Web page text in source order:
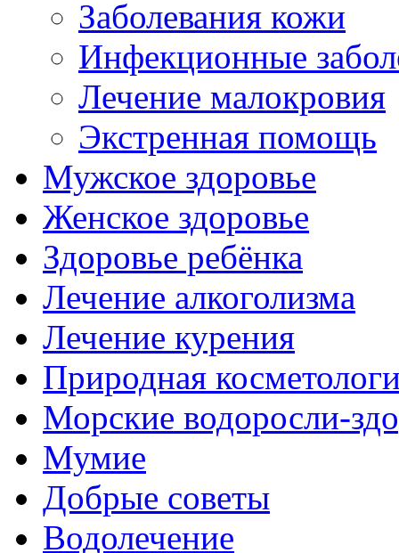
Заболевания кожи
Инфекционные
Лечение малокровия
Экстренная помощь
Мужское здоровье
Женское здоровье
Здоровье ребёнка
Лечение алкоголизма
Лечение курения
Природная
Морские водоросли-
Мумие
Добрые советы
Водолечение